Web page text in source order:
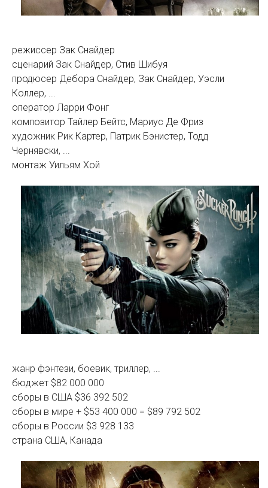
режиссер Зак Снайдер
сценарий Зак Снайдер, Стив Шибуя
продюсер Дебора Снайдер, Зак Снайдер, Уэсли
Коллер, ...
оператор Ларри Фонг
композитор Тайлер Бейтс, Мариус Де Фриз
художник Рик Картер, Патрик Бэнистер, Тодд
Чернявски, ...
монтаж Уильям Хой
жанр фэнтези, боевик, триллер, ...
бюджет $82 000 000
сборы в США $36 392 502
сборы в мире + $53 400 000 = $89 792 502
сборы в России $3 928 133
страна США, Канада